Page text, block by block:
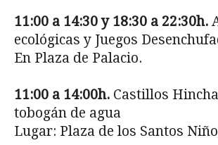
11:00 a 14:30 y 18:30 a 22:30h.
ecológicas y Juegos
En Plaza de Palacio.
11:00 a 14:00h. Castillos
tobogán de agua
Lugar: Plaza de los Santos